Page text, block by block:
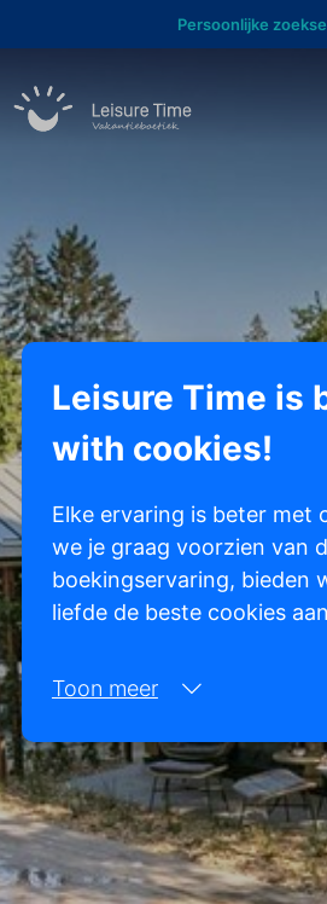
Persoonlijke
Leisure Time is
with cookies!
Elke ervaring is beter met
we je graag voorzien van
boekingservaring, bieden
liefde de beste cookies
Toon meer
Noodzakelijk:
Noodzakelijke cookies helpen
bruikbaarder te maken, door
paginanavigatie en toegang
gedeelten van de website
Zonder deze cookies kan de